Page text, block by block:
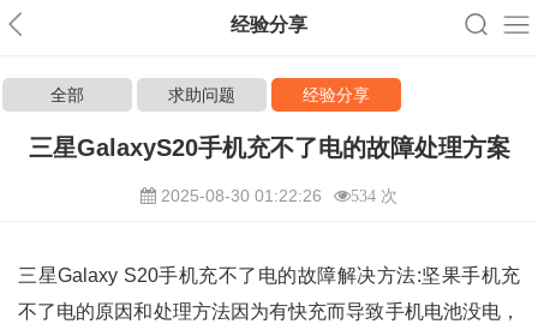
经验分享
全部 求助问题 经验分享
三星GalaxyS20手机充不了电的故障处理方案
2025-08-30 01:22:26 534 次
三星Galaxy S20手机充不了电的故障解决方法:坚果手机充
不了电的原因和处理方法因为有快充而导致手机电池没电，